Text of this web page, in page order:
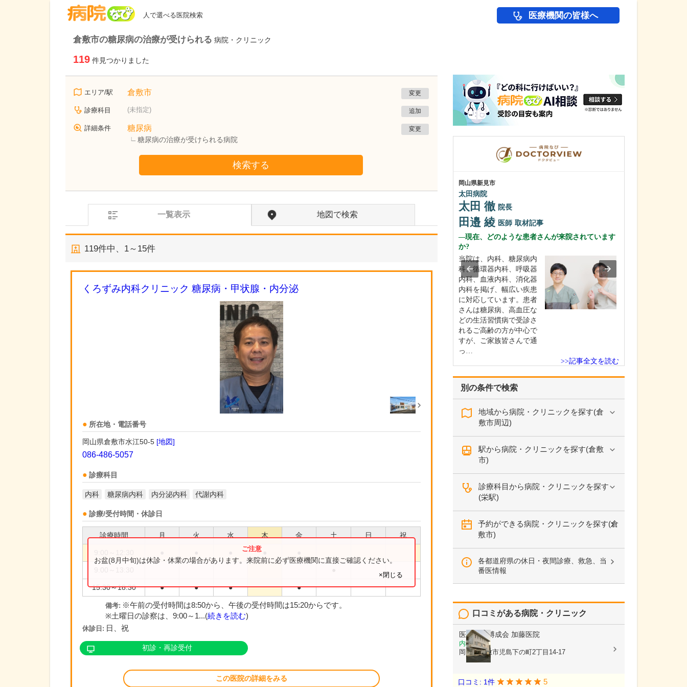
人で選べる医院検索 医療機関の皆様へ
倉敷市の糖尿病の治療が受けられる 病院・クリニック
119 件見つかりました
エリア/駅 倉敷市 変更
診療科目 (未指定) 追加
詳細条件 糖尿病
糖尿病の治療が受けられる病院
変更
検索する
一覧表示 地図で検索
119件中、 1～15件
くろずみ内科クリニック 糖尿病・甲状腺・内分泌
所在地・電話番号
岡山県倉敷市水江50-5 [地図]
086-486-5057
診療科目
内科 糖尿病内科 内分泌内科 代謝内科
診療/受付時間・休診日
診療時間 月 火 水 木 金 土 日 祝
15:30～18:30 ● ● ● ●
お盆(8月中旬)は休診・休業の場合があります。来院前に必ず医療機関に直接ご確認ください。
×閉じる
備考: ※午前の受付時間は8:50から、午後の受付時間は15:20からです。
※土曜日の診察は、9:00～1...(続きを読む)
休診日: 日、祝
初診・再診受付
この医院の詳細をみる
別の条件で検索
地域から病院・クリニックを探す(倉
敷市周辺)
駅から病院・クリニックを探す(倉敷
市)
診療科目から病院・クリニックを探す
(栄駅)
予約ができる病院・クリニックを探す(倉
敷市)
各都道府県の休日・夜間診療、救急、当
番医情報
口コミがある病院・クリニック
医療法人博成会 加藤医院
内科
岡山県倉敷市児島下の町2丁目14-17
口コミ: 1件 5
多田クリニック
多田 蘇音 院長
多田 明子
日々の診療で心がけていることを教えてくださ
療は、健康を守るうえで
め、患者さんに親身にな
岡山県新見市
太田病院
太田 徹 院長
田邉 綾 医師 取材記事
現在、どのような患者さんが来院されています
か?
当院は、内科、糖尿病内
科、循環器内科、呼吸器
内科、血液内科、消化器
内科を掲げ、幅広い疾患
に対応しています。患者
さんは糖尿病、高血圧な
どの生活習慣病で受診さ
れるご高齢の方が中心で
すが、ご家族皆さんで通
っ…
>>記事全文を読む